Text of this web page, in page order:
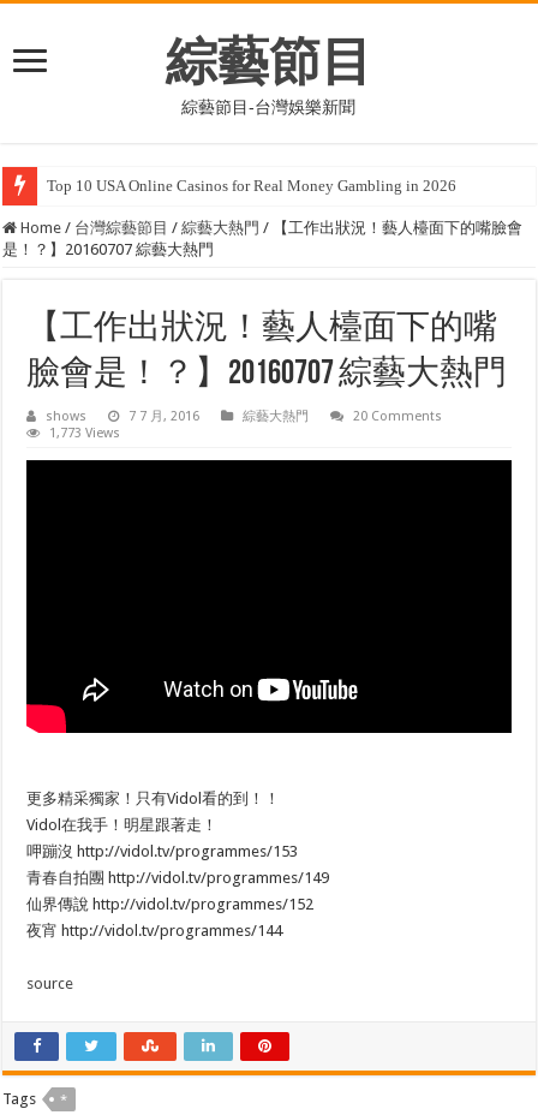
綜藝節目
綜藝節目-台灣娛樂新聞
Where was Skyfall filmed? The casino, the house, and all the locations
Home / 台灣綜藝節目 / 綜藝大熱門 /
【工作出狀況！藝人檯面下的嘴臉會
是！？】20160707 綜藝大熱門
【工作出狀況！藝人檯面下的嘴
臉會是！？】20160707 綜藝大熱門
shows 7 7 月, 2016 綜藝大熱門
20 Comments
1,773 Views
更多精采獨家！只有Vidol看的到！！
Vidol在我手！明星跟著走！
呷蹦沒 http://vidol.tv/programmes/153
青春自拍團 http://vidol.tv/programmes/149
仙界傳說 http://vidol.tv/programmes/152
夜宵 http://vidol.tv/programmes/144
source
Tags *